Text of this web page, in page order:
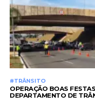
#TRÂNSITO
OPERAÇÃO BOAS
DEPARTAMENTO DE